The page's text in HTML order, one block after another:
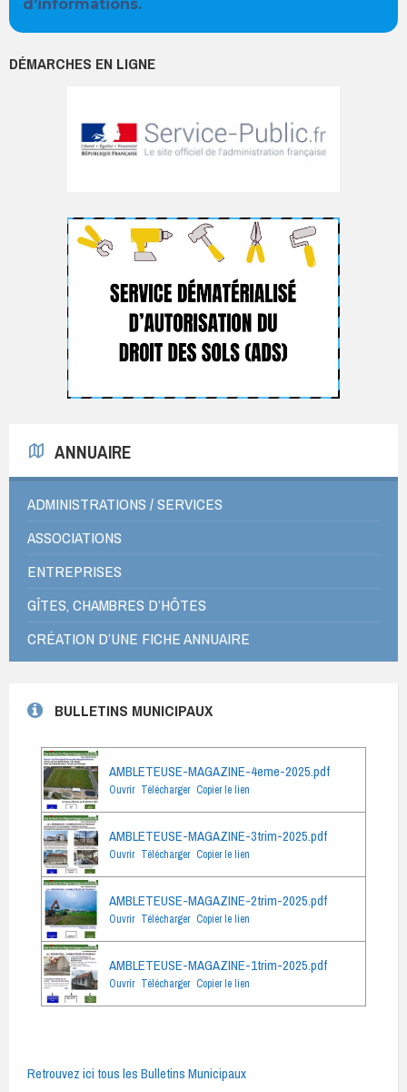
d’informations.
DÉMARCHES EN LIGNE
ANNUAIRE
ADMINISTRATIONS / SERVICES
ASSOCIATIONS
ENTREPRISES
GÎTES, CHAMBRES D’HÔTES
CRÉATION D’UNE FICHE ANNUAIRE
BULLETINS MUNICIPAUX
AMBLETEUSE-MAGAZINE-4eme-2025.pdf
Ouvrir Télécharger Copier le lien
AMBLETEUSE-MAGAZINE-3trim-2025.pdf
Ouvrir Télécharger Copier le lien
AMBLETEUSE-MAGAZINE-2trim-2025.pdf
Ouvrir Télécharger Copier le lien
AMBLETEUSE-MAGAZINE-1trim-2025.pdf
Ouvrir Télécharger Copier le lien
Retrouvez ici tous les Bulletins Municipaux